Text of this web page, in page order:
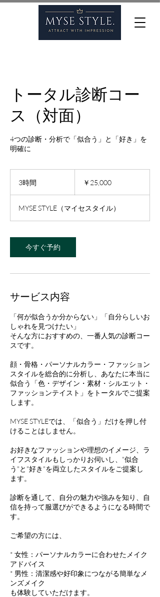
トータル診断コー
ス（対面）
4つの診断・分析で「似合う」と「好き」を
明確に
3時間 ￥25,000
MYSE STYLE（マイセスタイル）
今すぐ予約
サービス内容
「何が似合うか分からない」「自分らしいお
しゃれを見つけたい」
そんな方におすすめの、一番人気の診断コー
スです。
顔・骨格・パーソナルカラー・ファッション
スタイルを総合的に分析し、あなたに本当に
似合う「色・デザイン・素材・シルエット・
ファッションテイスト」をトータルでご提案
します。
MYSE STYLEでは、「似合う」だけを押し付
けることはしません。
お好きなファッションや理想のイメージ、ラ
イフスタイルもしっかりお伺いし、"似合
う"と"好き"を両立したスタイルをご提案し
ます。
診断を通して、自分の魅力や強みを知り、自
信を持って服選びができるようになる時間で
す。
ご希望の方には、
* 女性：パーソナルカラーに合わせたメイク
アドバイス
* 男性：清潔感や好印象につながる簡単なメ
ンズメイク
も体験していただけます。